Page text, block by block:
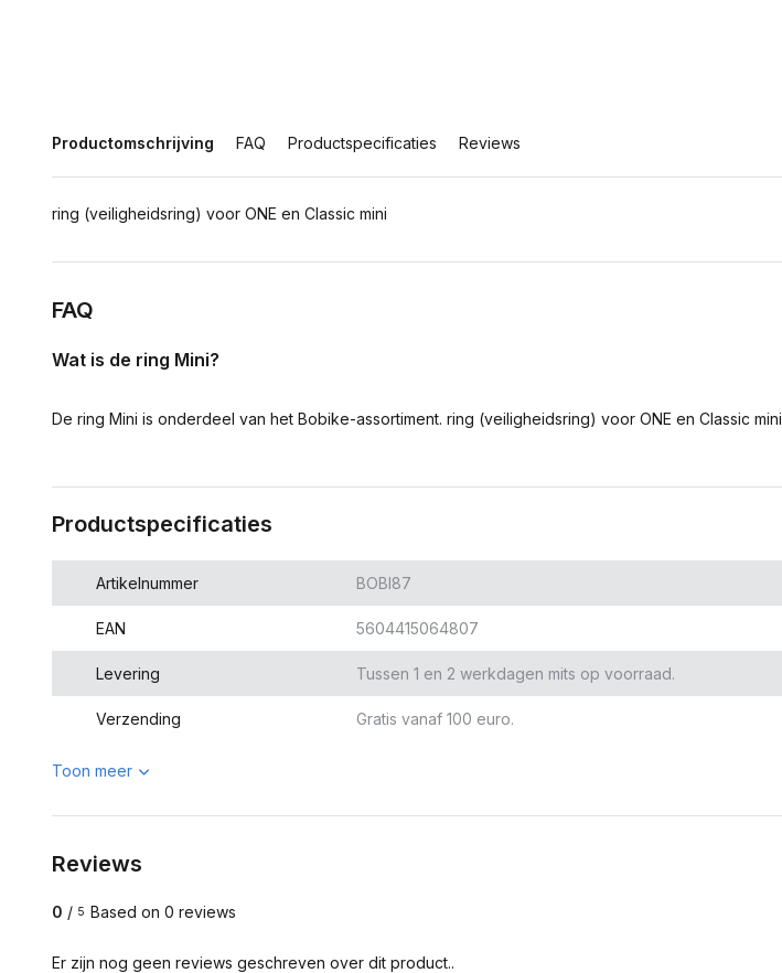
Productomschrijving FAQ Productspecificaties Reviews
ring (veiligheidsring) voor ONE en Classic mini
FAQ
Wat is de ring Mini?
De ring Mini is onderdeel van het Bobike-assortiment. ring (veiligheidsring) voor ONE en Classic mini
Productspecificaties
Artikelnummer BOBI87
EAN 5604415064807
Levering Tussen 1 en 2 werkdagen mits op voorraad.
Verzending Gratis vanaf 100 euro.
Toon meer
Reviews
0 / 5 Based on 0 reviews
Er zijn nog geen reviews geschreven over dit product..